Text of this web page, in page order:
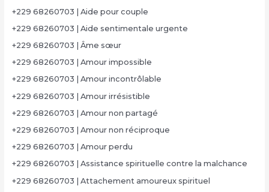
+229 68260703 | Aide pour couple
+229 68260703 | Aide sentimentale urgente
+229 68260703 | Âme sœur
+229 68260703 | Amour impossible
+229 68260703 | Amour incontrôlable
+229 68260703 | Amour irrésistible
+229 68260703 | Amour non partagé
+229 68260703 | Amour non réciproque
+229 68260703 | Amour perdu
+229 68260703 | Assistance spirituelle contre la malchance
+229 68260703 | Attachement amoureux spirituel